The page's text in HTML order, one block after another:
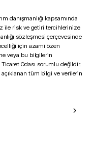
danışmanlığı kapsamında
ile risk ve getiri tercihlerinize
sözleşmesi çerçevesinde
için azami özen
veya bu bilgilerin
Odası sorumlu değildir.
açıklanan tüm bilgi ve verilerin